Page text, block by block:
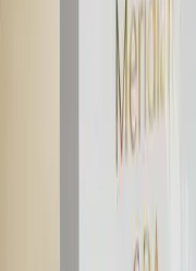
Entspannung, die sich
Abwehrkräfte auswirkt.
Luftfeuchtigkeit regen den
Wir empfehlen einen Zyklus
Dusche dazwischen — das